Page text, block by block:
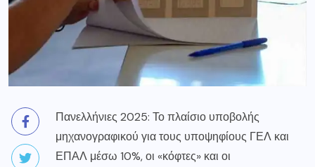
Πανελλήνιες 2025: Το πλαίσιο υποβολής
μηχανογραφικού για τους υποψηφίους ΓΕΛ και
ΕΠΑΛ μέσω 10%, οι «κόφτες» και οι